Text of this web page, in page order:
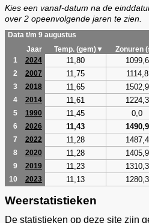
Kies een vanaf-datum na de
over 2 opeenvolgende jaren te zien.
Data t/m 9 augustus
Jaar
Temp. (gem)▼ Zonuren
1
2024 11,80 1099,6
2 2007 11,75 1114,8
3 2018 11,65 1502,9
4 2014 11,61 1224,3
5 1990 11,45 0,0
6 2026 11,43 1490,9
7 2022 11,28 1487,4
8 2020 11,28 1405,9
9 2019 11,23 1310,3
10 2023 11,13 1280,3
Weerstatistieken
De statistieken op deze site zijn